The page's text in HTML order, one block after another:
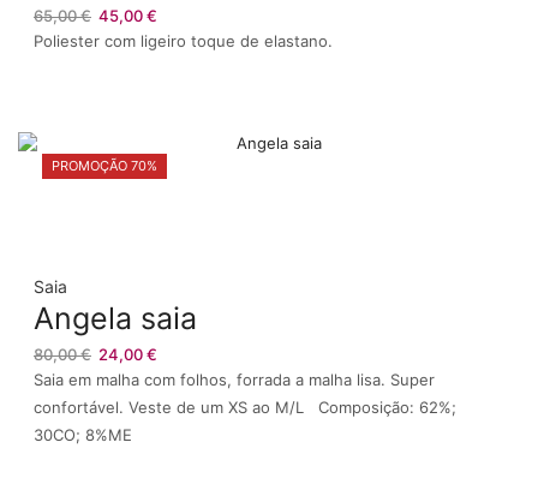
65,00€ O
preço
45,00€
preço
Poliester com ligeiro toque de elastano.
PROMOÇÃO 70%
Saia
Angela saia
80,00€ O
preço
original
80,00 €.
24,00€
preço
atual
Saia em malha com folhos, forrada a malha lisa. Super
confortável. Veste de um XS ao M/L Composição: 62%;
30CO; 8%ME